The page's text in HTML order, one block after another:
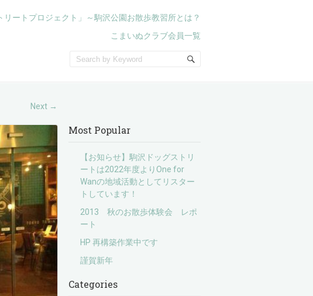
リートプロジェクト」～駒沢公園お散歩教習所とは？
こまいぬクラブ会員一覧
Next →
Most Popular
【お知らせ】駒沢ドッグストリ
ートは2022年度よりOne for
Wanの地域活動としてリスター
トしています！
2013 秋のお散歩体験会 レポ
ート
HP 再構築作業中です
謹賀新年
Categories